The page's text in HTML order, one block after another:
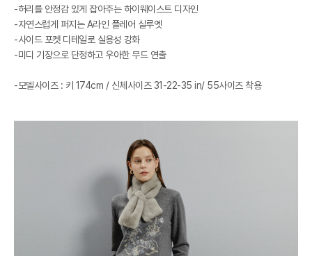
-허리를 안정감 있게 잡아주는 하이웨이스트 디자인
-자연스럽게 퍼지는 A라인 플레어 실루엣
-사이드 포켓 디테일로 실용성 강화
-미디 기장으로 단정하고 우아한 무드 연출
-모델사이즈 : 키 174cm / 신체사이즈 31-22-35 in/ 55사이즈 착용